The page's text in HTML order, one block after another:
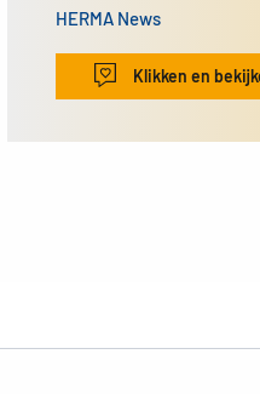
HERMA News
Klikken en